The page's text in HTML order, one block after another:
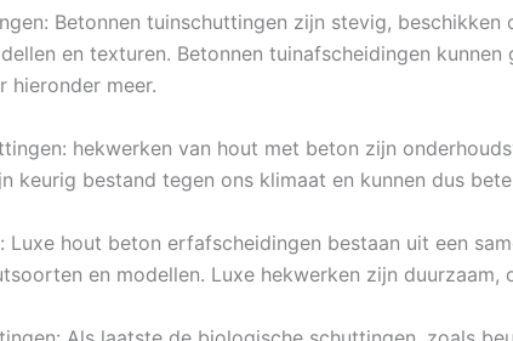
Betonnen tuinschuttingen zijn stevig,
en texturen. Betonnen tuinafscheidingen
hieronder meer.
hekwerken van hout met beton zijn
keurig bestand tegen ons klimaat en kunnen dus
Luxe hout beton erfafscheidingen bestaan uit een
en modellen. Luxe hekwerken zijn